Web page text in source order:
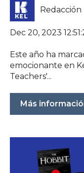
Redacción
Dec 20, 2023
Este año ha
emocionante en
Teachers'...
Más